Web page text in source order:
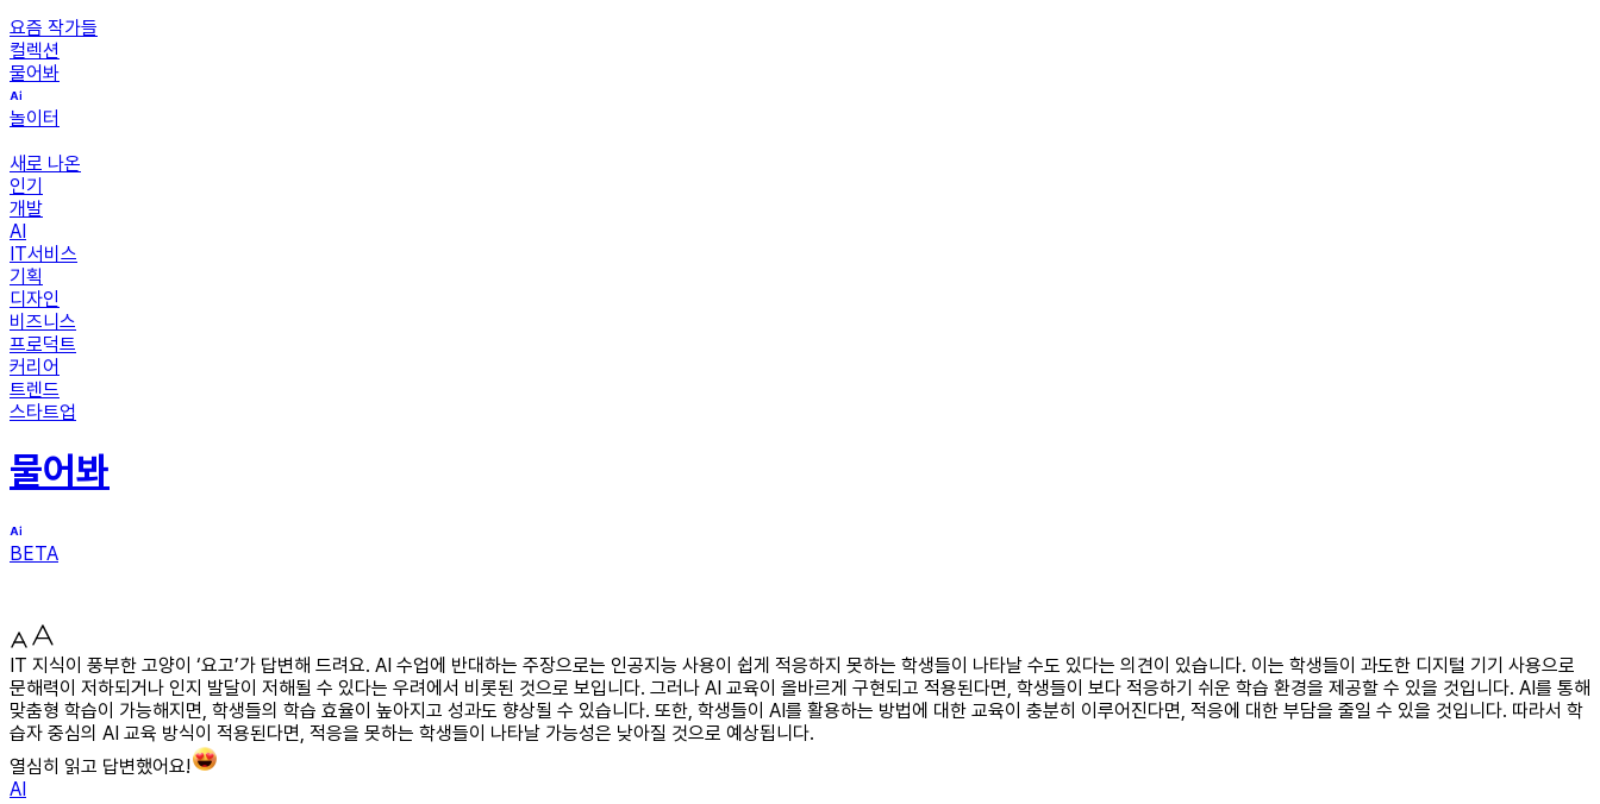
요즘 작가들
컬렉션
물어봐
놀이터
새로 나온
인기
개발
AI
IT서비스
기획
디자인
비즈니스
프로덕트
커리어
트렌드
스타트업
물어봐
BETA
IT 지식이 풍부한 고양이 ‘요고’가 답변해 드려요. AI 수업에 반대하는 주장으로는 인공지능 사용이 쉽게 적응하지 못하는 학생들이 나타날 수도 있다는 의견이 있습니다. 이는 학생들이 과도한 디지털 기기 사용으로
문해력이 저하되거나 인지 발달이 저해될 수 있다는 우려에서 비롯된 것으로 보입니다. 그러나 AI 교육이 올바르게 구현되고 적용된다면, 학생들이 보다 적응하기 쉬운 학습 환경을 제공할 수 있을 것입니다. AI를 통해
맞춤형 학습이 가능해지면, 학생들의 학습 효율이 높아지고 성과도 향상될 수 있습니다. 또한, 학생들이 AI를 활용하는 방법에 대한 교육이 충분히 이루어진다면, 적응에 대한 부담을 줄일 수 있을 것입니다. 따라서 학
습자 중심의 AI 교육 방식이 적용된다면, 적응을 못하는 학생들이 나타날 가능성은 낮아질 것으로 예상됩니다.
열심히 읽고 답변했어요!
AI